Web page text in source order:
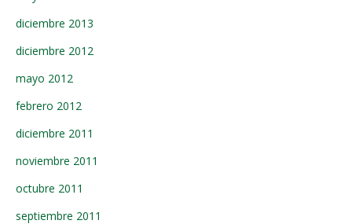
diciembre 2013
diciembre 2012
mayo 2012
febrero 2012
diciembre 2011
noviembre 2011
octubre 2011
septiembre 2011